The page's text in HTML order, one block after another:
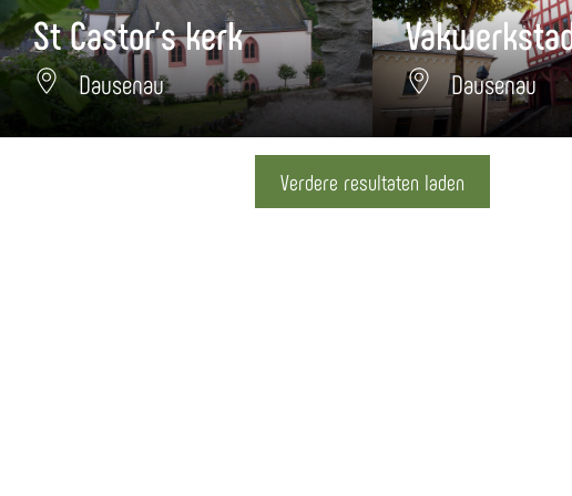
St Castor's kerk
Dausenau Dausenau
Verdere resultaten laden